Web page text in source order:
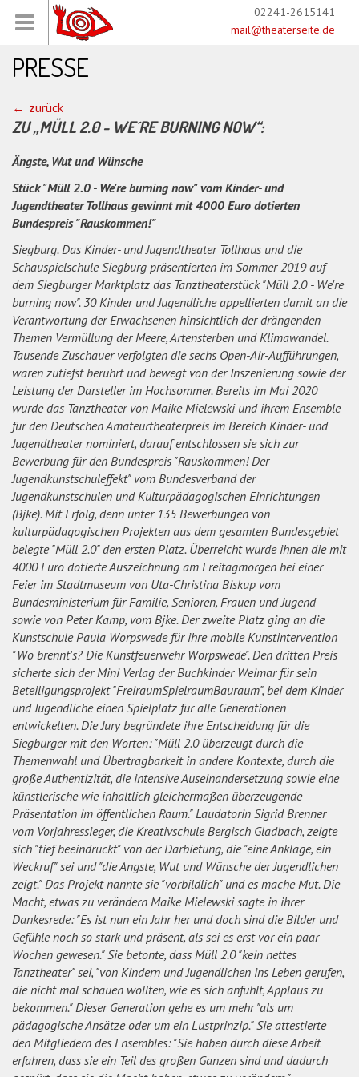
02241-2615141
mail@theaterseite.de
PRESSE
zurück
ZU „MÜLL 2.0 - WE´RE BURNING NOW“:
Ängste, Wut und Wünsche
Stück "Müll 2.0 - We're burning now" vom Kinder- und
Jugendtheater Tollhaus gewinnt mit 4000 Euro dotierten
Bundespreis "Rauskommen!"
Siegburg. Das Kinder- und Jugendtheater Tollhaus und die
Schauspielschule Siegburg präsentierten im Sommer 2019 auf
dem Siegburger Marktplatz das Tanztheaterstück "Müll 2.0 - We're
burning now". 30 Kinder und Jugendliche appellierten damit an die
Verantwortung der Erwachsenen hinsichtlich der drängenden
Themen Vermüllung der Meere, Artensterben und Klimawandel.
Tausende Zuschauer verfolgten die sechs Open-Air-Aufführungen,
waren zutiefst berührt und bewegt von der Inszenierung sowie der
Leistung der Darsteller im Hochsommer. Bereits im Mai 2020
wurde das Tanztheater von Maike Mielewski und ihrem Ensemble
für den Deutschen Amateurtheaterpreis im Bereich Kinder- und
Jugendtheater nominiert, darauf entschlossen sie sich zur
Bewerbung für den Bundespreis "Rauskommen! Der
Jugendkunstschuleffekt" vom Bundesverband der
Jugendkunstschulen und Kulturpädagogischen Einrichtungen
(Bjke). Mit Erfolg, denn unter 135 Bewerbungen von
kulturpädagogischen Projekten aus dem gesamten Bundesgebiet
belegte "Müll 2.0" den ersten Platz. Überreicht wurde ihnen die mit
4000 Euro dotierte Auszeichnung am Freitagmorgen bei einer
Feier im Stadtmuseum von Uta-Christina Biskup vom
Bundesministerium für Familie, Senioren, Frauen und Jugend
sowie von Peter Kamp, vom Bjke. Der zweite Platz ging an die
Kunstschule Paula Worpswede für ihre mobile Kunstintervention
"Wo brennt's? Die Kunstfeuerwehr Worpswede". Den dritten Preis
sicherte sich der Mini Verlag der Buchkinder Weimar für sein
Beteiligungsprojekt "FreiraumSpielraumBauraum", bei dem Kinder
und Jugendliche einen Spielplatz für alle Generationen
entwickelten. Die Jury begründete ihre Entscheidung für die
Siegburger mit den Worten: "Müll 2.0 überzeugt durch die
Themenwahl und Übertragbarkeit in andere Kontexte, durch die
große Authentizität, die intensive Auseinandersetzung sowie eine
künstlerische wie inhaltlich gleichermaßen überzeugende
Präsentation im öffentlichen Raum." Laudatorin Sigrid Brenner
vom Vorjahressieger, die Kreativschule Bergisch Gladbach, zeigte
sich "tief beeindruckt" von der Darbietung, die "eine Anklage, ein
Weckruf" sei und "die Ängste, Wut und Wünsche der Jugendlichen
zeigt." Das Projekt nannte sie "vorbildlich" und es mache Mut. Die
Macht, etwas zu verändern Maike Mielewski sagte in ihrer
Dankesrede: "Es ist nun ein Jahr her und doch sind die Bilder und
Gefühle noch so stark und präsent, als sei es erst vor ein paar
Wochen gewesen." Sie betonte, dass Müll 2.0 "kein nettes
Tanztheater" sei, "von Kindern und Jugendlichen ins Leben gerufen,
die nicht mal schauen wollten, wie es sich anfühlt, Applaus zu
bekommen." Dieser Generation gehe es um mehr "als um
pädagogische Ansätze oder um ein Lustprinzip." Sie attestierte
den Mitgliedern des Ensembles: "Sie haben durch diese Arbeit
erfahren, dass sie ein Teil des großen Ganzen sind und dadurch